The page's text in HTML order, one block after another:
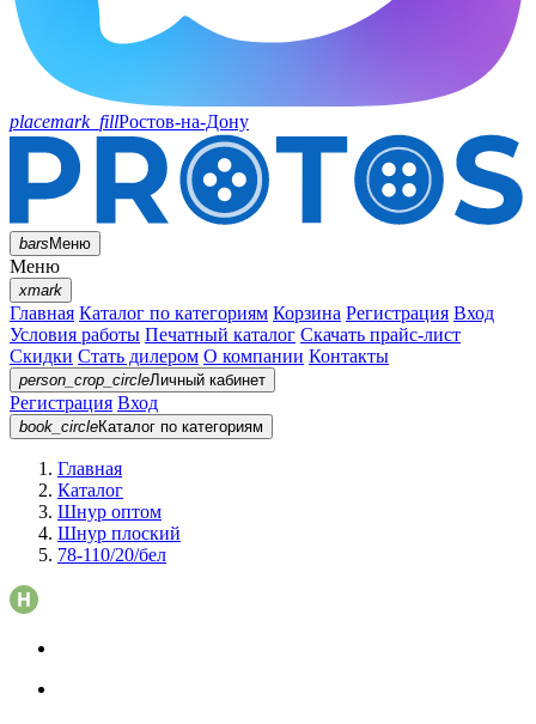
placemark_fillРостов-на-Дону
barsМеню
Меню
xmark
Главная Каталог по категориям Корзина Регистрация Вход
Условия работы Печатный каталог Скачать прайс-лист
Скидки Стать дилером О компании Контакты
person_crop_circleЛичный кабинет
Регистрация Вход
book_circleКаталог по категориям
Главная
Каталог
Шнур оптом
Шнур плоский
78-110/20/бел